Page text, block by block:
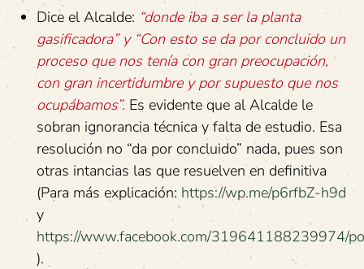
Dice el Alcalde: “donde iba a ser la planta
gasificadora” y “Con esto se da por concluido un
proceso que nos tenía con gran preocupación,
con gran incertidumbre y por supuesto que nos
ocupábamos”. Es evidente que al Alcalde le
sobran ignorancia técnica y falta de estudio. Esa
resolución no “da por concluido” nada, pues son
otras intancias las que resuelven en definitiva
(Para más explicación: https://wp.me/p6rfbZ-h9d
y
https://www.facebook.com/319641188239974/
).